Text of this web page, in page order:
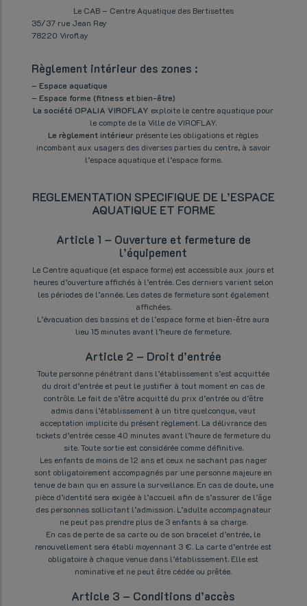
Le CAB – Centre Aquatique des Bertisettes
35/37 rue Jean Rey
78220 Viroflay
Règlement intérieur des zones :
– Espace aquatique
– Espace forme (fitness et bien-être)
La société OPALIA VIROFLAY exploite le centre aquatique pour
le compte de la Ville de VIROFLAY.
Le règlement intérieur présente les obligations et règles
incombant aux usagers des diverses parties du centre, à savoir
l’espace aquatique et l’espace forme.
REGLEMENTATION SPECIFIQUE DE L’ESPACE
AQUATIQUE ET FORME
Article 1 – Ouverture et fermeture de
l’équipement
Le Centre aquatique (et espace forme) est accessible aux jours et
heures d’ouverture affichés à l’entrée. Ces derniers varient selon
les périodes de l’année. Les dates de fermeture sont également
affichées.
L’évacuation des bassins et de l’espace forme et bien-être aura
lieu 15 minutes avant l’heure de fermeture.
Article 2 – Droit d’entrée
Toute personne pénétrant dans l’établissement s’est acquittée
du droit d’entrée et peut le justifier à tout moment en cas de
contrôle. Le fait de s’être acquitté du prix d’entrée ou d’être
admis dans l’établissement à un titre quelconque, vaut
acceptation implicite du présent règlement. La délivrance des
tickets d’entrée cesse 40 minutes avant l’heure de fermeture du
site. Toute sortie est considérée comme définitive.
Les enfants de moins de 12 ans et ceux ne sachant pas nager
sont obligatoirement accompagnés par une personne majeure en
tenue de bain qui en assure la surveillance. En cas de doute, une
pièce d’identité sera exigée à l’accueil afin de s’assurer de l’âge
des personnes sollicitant l’admission. L’adulte accompagnateur
ne peut pas prendre plus de 3 enfants à sa charge.
En cas de perte de sa carte ou de son bracelet d’entrée, le
renouvellement sera établi moyennant 3 €. La carte d’entrée est
obligatoire à chaque venue dans l’établissement. Elle est
nominative et ne peut être cédée ou prêtée.
Article 3 – Conditions d’accès